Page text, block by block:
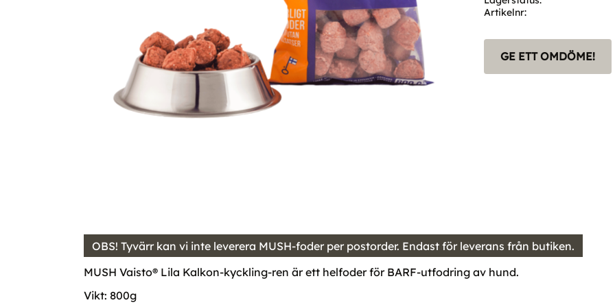
Artikelnr
GE ETT OMDÖME!
OBS! Tyvärr kan vi inte leverera MUSH-foder per postorder. Endast för leverans från butiken.
MUSH Vaisto® Lila Kalkon-kyckling-ren är ett helfoder för BARF-utfodring av hund.
Vikt: 800g